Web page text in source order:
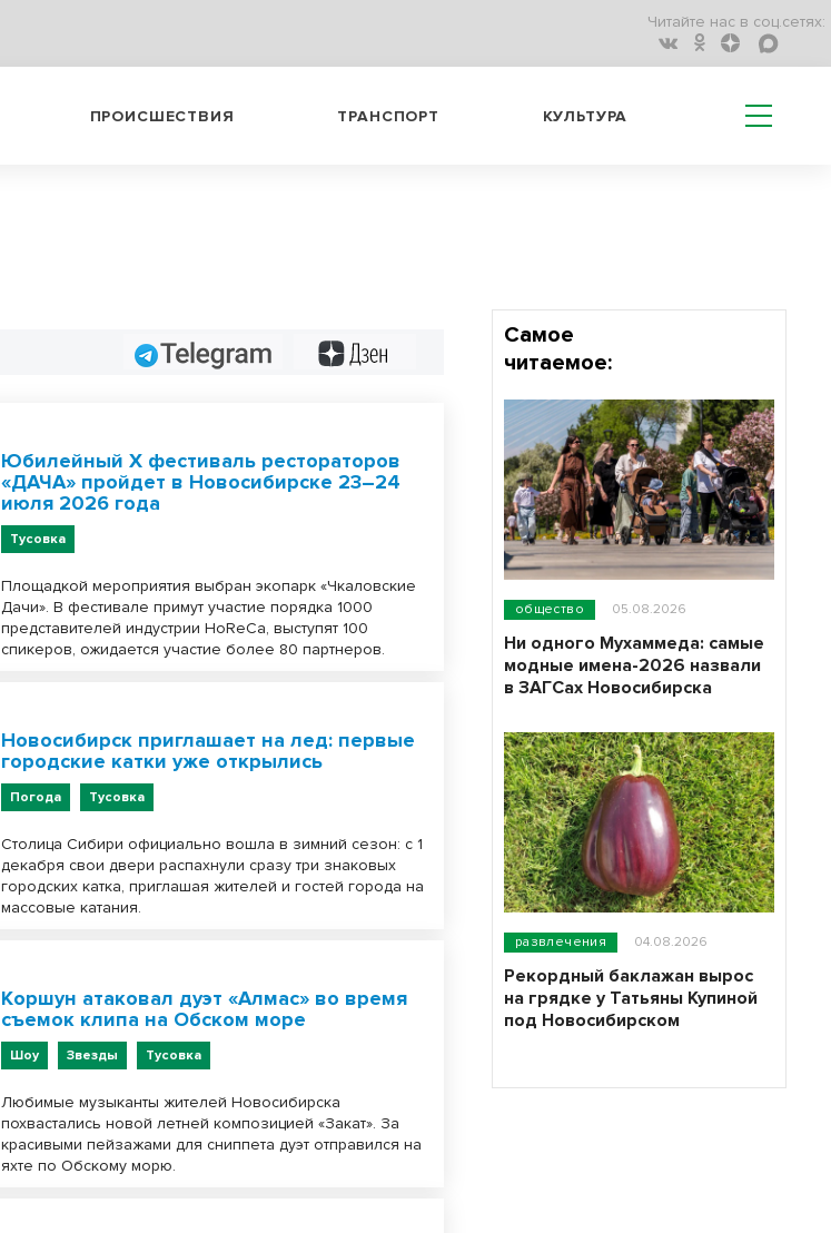
Читайте нас в соц.сетях:
ПРОИСШЕСТВИЯ ТРАНСПОРТ КУЛЬТУРА
Telegram
Юбилейный X фестиваль рестораторов
«ДАЧА» пройдет в Новосибирске 23–24
июля 2026 года
Тусовка
Площадкой мероприятия выбран экопарк «Чкаловские
Дачи». В фестивале примут участие порядка 1000
представителей индустрии HoReCa, выступят 100
спикеров, ожидается участие более 80 партнеров.
Новосибирск приглашает на лед: первые
городские катки уже открылись
Погода Тусовка
Столица Сибири официально вошла в зимний сезон: с 1
декабря свои двери распахнули сразу три знаковых
городских катка, приглашая жителей и гостей города на
массовые катания.
Коршун атаковал дуэт «Алмас» во время
съемок клипа на Обском море
Шоу Звезды Тусовка
Любимые музыканты жителей Новосибирска
похвастались новой летней композицией «Закат». За
красивыми пейзажами для сниппета дуэт отправился на
яхте по Обскому морю.
Самое
читаемое:
общество 05.08.2026
Ни одного Мухаммеда: самые
модные имена-2026 назвали
в ЗАГСах Новосибирска
развлечения 04.08.2026
Рекордный баклажан вырос
на грядке у Татьяны Купиной
под Новосибирском